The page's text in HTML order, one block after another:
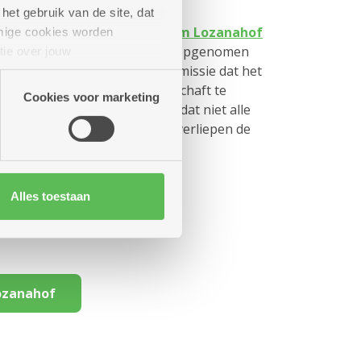
gebruik van de site, dat
cookies worden
over jouw
kunnen deze gegevens
Cookies voor marketing
Alles toestaan
van woonzorgcentrum Lozanahof
er geen nieuwe bewoners opgenomen
uitspraak van de adviescommissie dat het
duidelijkheid dient verschaft te
noodzaak tot dialoog, omdat niet alle
zelf geweigerd. Tot nu toe verliepen de
lees je hier: